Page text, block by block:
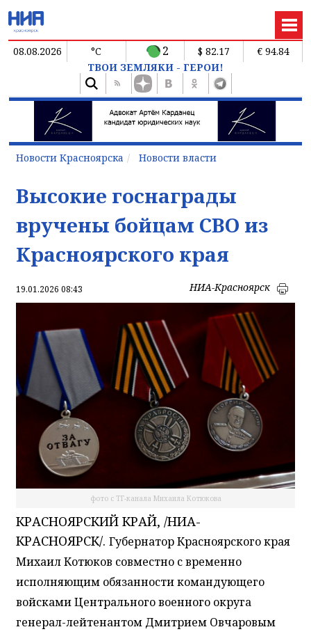
08.08.2026 °C 2 $ 82.17
€ 94.84
ТВОИ ЗЕМЛЯКИ - ГЕРОИ!
Новости Красноярска Новости власти
Высокие госнаграды
вручены бойцам СВО из
Красноярского края
19.01.2026 08:43 НИА-Красноярск
фото с ТГ-канала Михаила Котюкова
КРАСНОЯРСКИЙ КРАЙ, /НИА-
КРАСНОЯРСК/. Губернатор Красноярского края
Михаил Котюков совместно с временно
исполняющим обязанности командующего
войсками Центрального военного округа
генерал-лейтенантом Дмитрием Овчаровым